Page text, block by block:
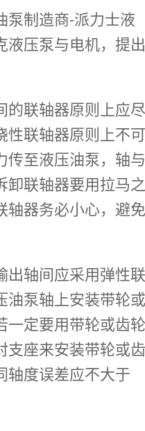
泵制造商-派力士液
液压泵与电机，提出
联轴器原则上应尽
性联轴器原则上不可
传至液压油泵，轴与
卸联轴器要用拉马之
轴器务必小心，避免
轴间应采用弹性联
油泵轴上安装带轮或
一定要用带轮或齿轮
支座来安装带轮或齿
轴度误差应不大于